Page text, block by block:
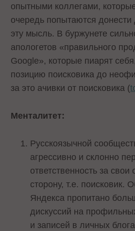
опытными коллегами,
очередь попытаются донести
эту мысль. В буржунете
апологетов «правильного
Google», которые пиарят
позицию поисковика до
за это ачивки от поисковика (
Менталитет:
Русскоязычной
агрессивно и склонно
ответственность за
сторону, т.е. поисковик.
Яндекса пропитано
дискуссий на
и записей в личных